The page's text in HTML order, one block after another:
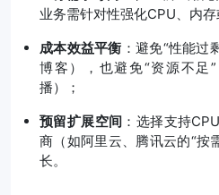
业务需针对性强化CPU、内存
成本效益平衡 ：避免“性能过
博客），也避免“资源不足
播）；
预留扩展空间 ：选择支持
商（如阿里云、腾讯云的“按
长。